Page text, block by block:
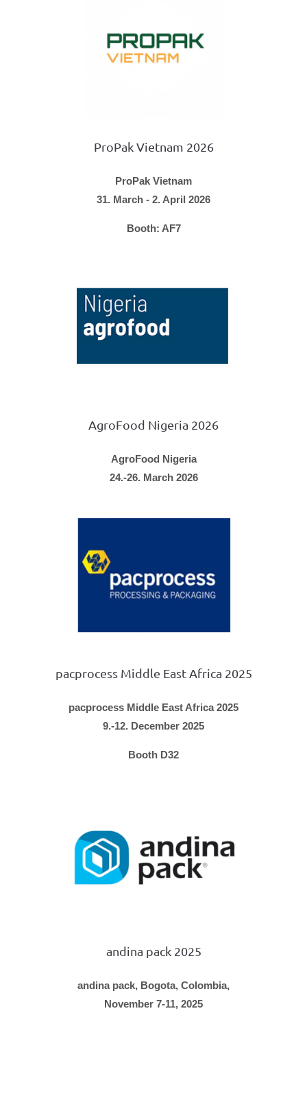
ProPak Vietnam 2026
ProPak Vietnam
31. March - 2. April 2026
Booth: AF7
AgroFood Nigeria 2026
AgroFood Nigeria
24.-26. March 2026
pacprocess Middle East Africa 2025
pacprocess Middle East Africa 2025
9.-12. December 2025
Booth D32
andina pack 2025
andina pack, Bogota, Colombia,
November 7-11, 2025